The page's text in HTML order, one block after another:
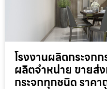
โรงงานผลิตกระจก
ผลิตจำหน่าย ขายส่
กระจกทุกชนิด ราคา